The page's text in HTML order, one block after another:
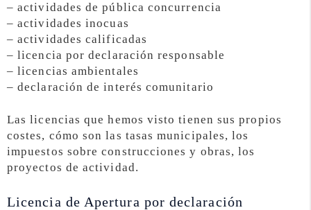
– actividades de pública concurrencia
– actividades inocuas
– actividades calificadas
– licencia por declaración responsable
– licencias ambientales
– declaración de interés comunitario
Las licencias que hemos visto tienen sus propios
costes, cómo son las tasas municipales, los
impuestos sobre construcciones y obras, los
proyectos de actividad.
Licencia de Apertura por declaración